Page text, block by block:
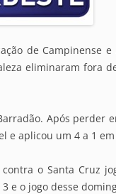
de Campinense e
eliminaram fora
Após perder
e aplicou um 4 a 1 em
o Santa Cruz
e o jogo desse